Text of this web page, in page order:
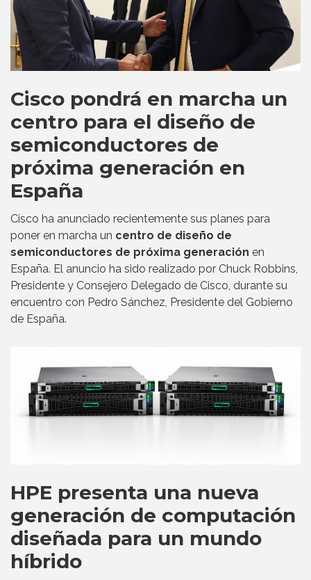
Cisco pondrá en marcha un
centro para el diseño de
semiconductores de
próxima generación en
España
Cisco ha anunciado recientemente sus planes para
poner en marcha un centro de diseño de
semiconductores de próxima generación en
España. El anuncio ha sido realizado por Chuck Robbins,
Presidente y Consejero Delegado de Cisco, durante su
encuentro con Pedro Sánchez, Presidente del Gobierno
de España.
HPE presenta una nueva
generación de computación
diseñada para un mundo
híbrido